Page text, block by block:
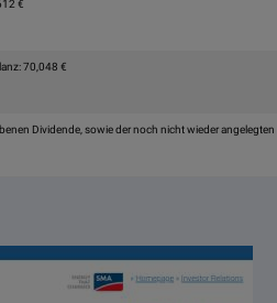
€
70,048 €
Dividende, sowie der noch nicht wieder